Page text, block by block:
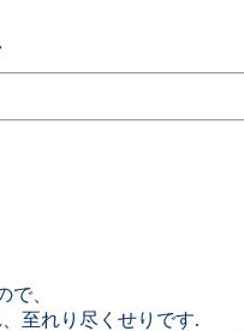
、
至れり尽くせりです.